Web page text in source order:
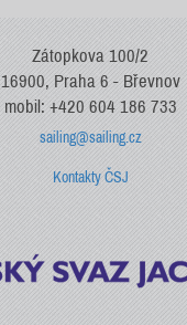
Zátopkova 100/2
16900, Praha 6 - Břevnov
mobil: +420 604 186 733
sailing@sailing.cz
Kontakty ČSJ